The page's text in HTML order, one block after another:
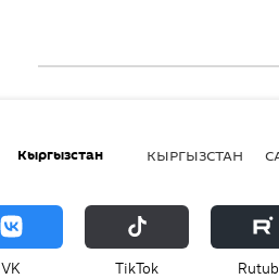
Кыргызстан КЫРГЫЗСТАН
VK ТikТоk